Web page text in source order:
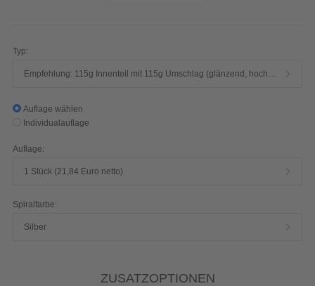
Typ:
Auflage wählen
Individualauflage
Auflage:
1 Stück (21,84 Euro netto)
Spiralfarbe:
Silber
ZUSATZOPTIONEN